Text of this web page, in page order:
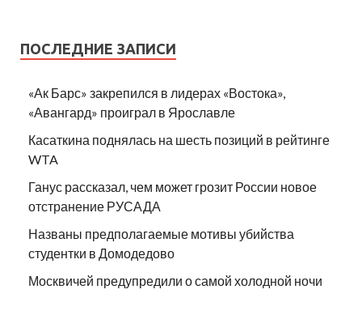
ПОСЛЕДНИЕ ЗАПИСИ
«Ак Барс» закрепился в лидерах «Востока»,
«Авангард» проиграл в Ярославле
Касаткина поднялась на шесть позиций в рейтинге
WTA
Ганус рассказал, чем может грозит России новое
отстранение РУСАДА
Названы предполагаемые мотивы убийства
студентки в Домодедово
Москвичей предупредили о самой холодной ночи